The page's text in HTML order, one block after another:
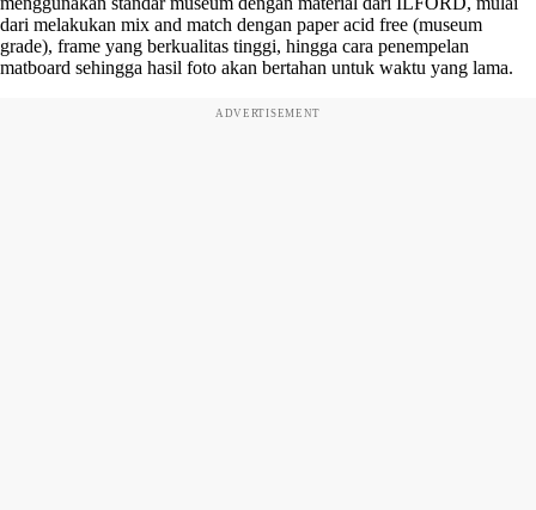
dari melakukan mix and match dengan paper acid free (museum
grade), frame yang berkualitas tinggi, hingga cara penempelan
matboard sehingga hasil foto akan bertahan untuk waktu yang lama.
ADVERTISEMENT